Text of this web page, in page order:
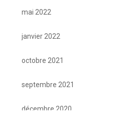
mai 2022
janvier 2022
octobre 2021
septembre 2021
décembre 2020